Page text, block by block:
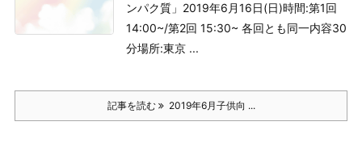
ンパク質」 2019年6月16日(日)時間:第1回
14:00~/第2回 15:30~ 各回とも同一内容30
分場所:東京 ...
記事を読む 2019年6月子供向 ...